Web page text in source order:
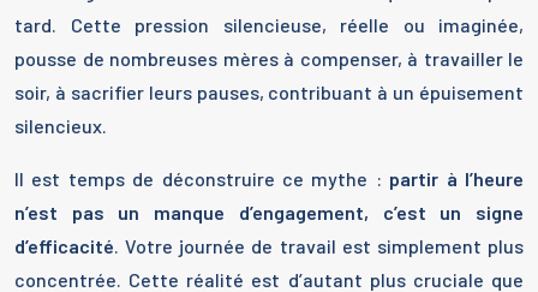
tard. Cette pression silencieuse, réelle ou imaginée,
pousse de nombreuses mères à compenser, à travailler le
soir, à sacrifier leurs pauses, contribuant à un épuisement
silencieux.
Il est temps de déconstruire ce mythe : partir à l’heure
n’est pas un manque d’engagement, c’est un signe
d’efficacité. Votre journée de travail est simplement plus
concentrée. Cette réalité est d’autant plus cruciale que